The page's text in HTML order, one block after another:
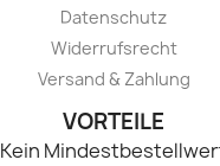
Datenschutz
Widerrufsrecht
Versand & Zahlung
VORTEILE
Kein